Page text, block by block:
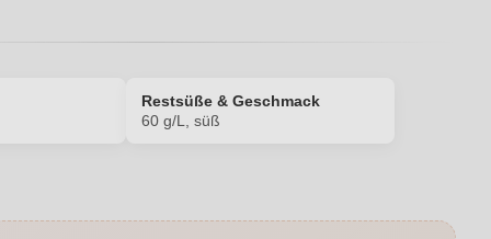
Restsüße & Geschmack
60 g/L, süß